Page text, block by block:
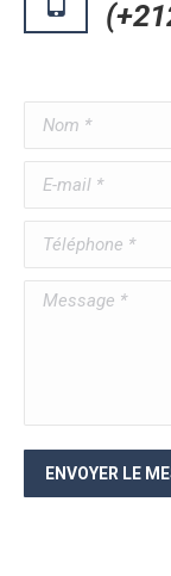
Nom *
E-mail *
Téléphone *
Message *
ENVOYER LE